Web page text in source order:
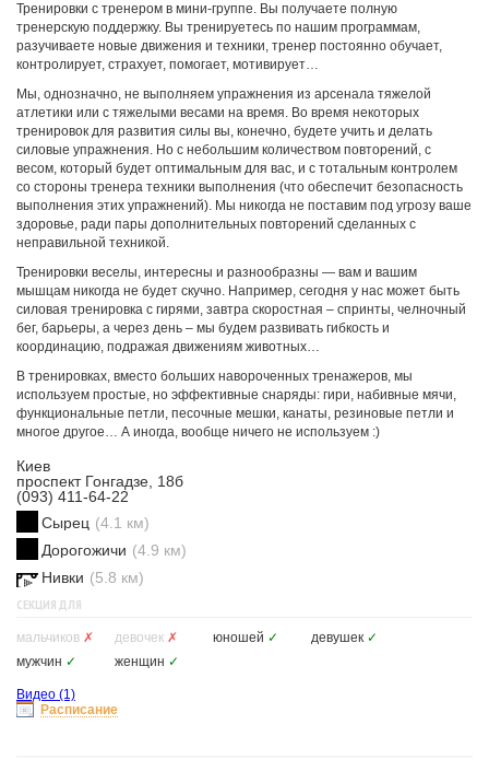
Тренировки с тренером в мини-группе. Вы получаете полную
тренерскую поддержку. Вы тренируетесь по нашим программам,
разучиваете новые движения и техники, тренер постоянно обучает,
контролирует, страхует, помогает, мотивирует…
Мы, однозначно, не выполняем упражнения из арсенала тяжелой
атлетики или с тяжелыми весами на время. Во время некоторых
тренировок для развития силы вы, конечно, будете учить и делать
силовые упражнения. Но с небольшим количеством повторений, с
весом, который будет оптимальным для вас, и с тотальным контролем
со стороны тренера техники выполнения (что обеспечит безопасность
выполнения этих упражнений). Мы никогда не поставим под угрозу ваше
здоровье, ради пары дополнительных повторений сделанных с
неправильной техникой.
Тренировки веселы, интересны и разнообразны — вам и вашим
мышцам никогда не будет скучно. Например, сегодня у нас может быть
силовая тренировка с гирями, завтра скоростная – спринты, челночный
бег, барьеры, а через день – мы будем развивать гибкость и
координацию, подражая движениям животных…
В тренировках, вместо больших навороченных тренажеров, мы
используем простые, но эффективные снаряды: гири, набивные мячи,
функциональные петли, песочные мешки, канаты, резиновые петли и
многое другое… А иногда, вообще ничего не используем :)
Киев
проспект Гонгадзе, 18б
(093) 411-64-22
Сырец (4.1 км)
Дорогожичи (4.9 км)
Нивки (5.8 км)
СЕКЦИЯ ДЛЯ
мальчиков ✗ девочек ✗ юношей ✓ девушек ✓
мужчин ✓ женщин ✓
Видео (1)
Расписание